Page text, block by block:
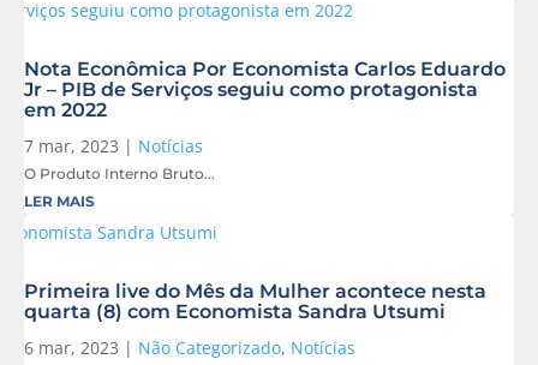
Nota Econômica Por Economista Carlos Eduardo
Jr – PIB de Serviços seguiu como protagonista
em 2022
7 mar, 2023 | Notícias
O Produto Interno Bruto...
LER MAIS
Primeira live do Mês da Mulher acontece nesta
quarta (8) com Economista Sandra Utsumi
6 mar, 2023 | Não Categorizado, Notícias